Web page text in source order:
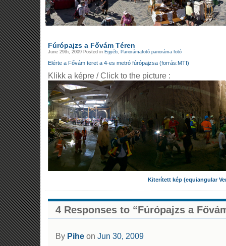
Fúrópajzs a Fővám Téren
June 29th, 2009 Posted in Egyéb, Panorámafotó panoráma fotó
Elérte a Fővám teret a 4-es metró fúrópajzsa (forrás:MTI)
Klikk a képre / Click to the picture :
Kiterített kép (equiangular
4 Responses to “Fúrópajzs a
By Pihe on Jun 30, 2009